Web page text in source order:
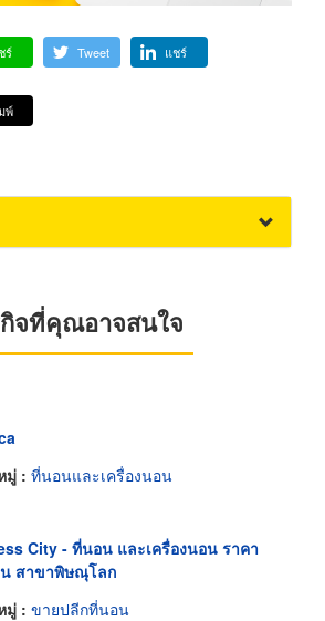
ร์ Tweet แชร์
พ์
จที่คุณอาจสนใจ
มู่ : ที่นอนและเครื่องนอน
City - ที่นอน และเครื่องนอน ราคา
น สาขาพิษณุโลก
มู่ : ขายปลีกที่นอน